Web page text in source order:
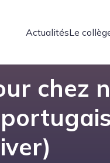
ActualitésLe
chez